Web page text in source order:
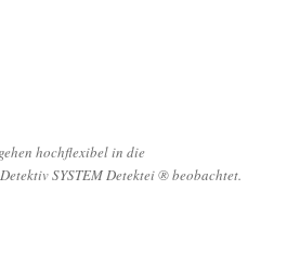
hochflexibel in die
SYSTEM Detektei ® beobachtet.